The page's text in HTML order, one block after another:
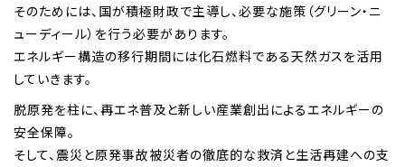
そのためには、国が積極財政で主導し、必要な施策（グリーン・ニ
ューディール）を行う必要があります。
エネルギー構造の移行期間には化石燃料である天然ガスを活用
していきます。
脱原発を柱に、再エネ普及と新しい産業創出によるエネルギーの
安全保障。
そして、震災と原発事故被災者の徹底的な救済と生活再建への支